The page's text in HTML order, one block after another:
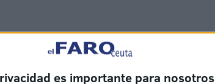
es importante para nosotros